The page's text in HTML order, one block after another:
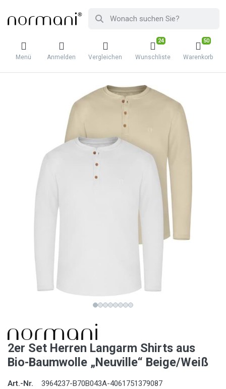
Menü Anmelden Vergleichen
24
Wunschliste
50
Warenkorb
2er Set Herren Langarm Shirts aus
Bio-Baumwolle „Neuville“ Beige/Weiß
Art.-Nr. 3964237-B70B043A-4061751379087